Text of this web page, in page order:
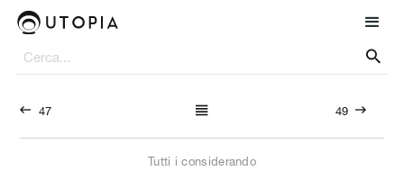

 47  49 
Tutti i considerando